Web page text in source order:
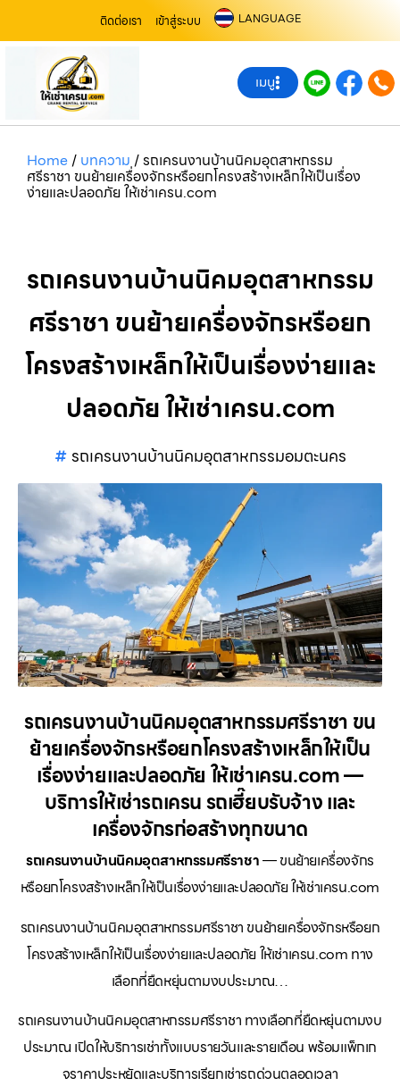
ติดต่อเรา เข้าสู่ระบบ LANGUAGE
เมนู
Home/ บทความ /รถเครนงานบ้านนิคมอุตสาหกรรม
ศรีราชา ขนย้ายเครื่องจักรหรือยกโครงสร้างเหล็กให้เป็นเรื่อง
ง่ายและปลอดภัย ให้เช่าเครน.com
รถเครนงานบ้านนิคมอุตสาหกรรม
ศรีราชา ขนย้ายเครื่องจักรหรือยก
โครงสร้างเหล็กให้เป็นเรื่องง่ายและ
ปลอดภัย ให้เช่าเครน.com
รถเครนงานบ้านนิคมอุตสาหกรรมอมตะนคร
รถเครนงานบ้านนิคมอุตสาหกรรมศรีราชา ขน
ย้ายเครื่องจักรหรือยกโครงสร้างเหล็กให้เป็น
เรื่องง่ายและปลอดภัย ให้เช่าเครน.com —
บริการให้เช่ารถเครน รถเฮี๊ยบรับจ้าง และ
เครื่องจักรก่อสร้างทุกขนาด
รถเครนงานบ้านนิคมอุตสาหกรรมศรีราชา— ขนย้ายเครื่องจักร
หรือยกโครงสร้างเหล็กให้เป็นเรื่องง่ายและปลอดภัย ให้เช่าเครน.com
รถเครนงานบ้านนิคมอุตสาหกรรมศรีราชา ขนย้ายเครื่องจักรหรือยก
โครงสร้างเหล็กให้เป็นเรื่องง่ายและปลอดภัย ให้เช่าเครน.com ทาง
เลือกที่ยืดหยุ่นตามงบประมาณ…
รถเครนงานบ้านนิคมอุตสาหกรรมศรีราชา ทางเลือกที่ยืดหยุ่นตามงบ
ประมาณ เปิดให้บริการเช่าทั้งแบบรายวันและรายเดือน พร้อมแพ็กเก
จราคาประหยัดและบริการเรียกเช่ารถด่วนตลอดเวลา